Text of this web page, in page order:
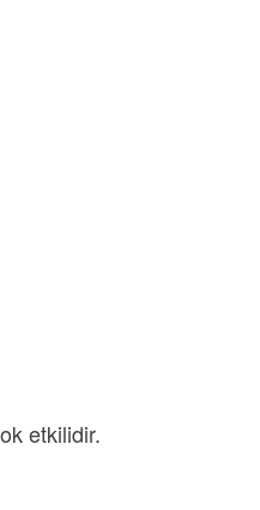
etkilidir.